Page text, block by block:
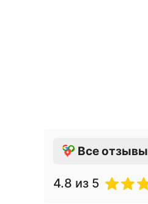
Все отзывы
4.8 из 5